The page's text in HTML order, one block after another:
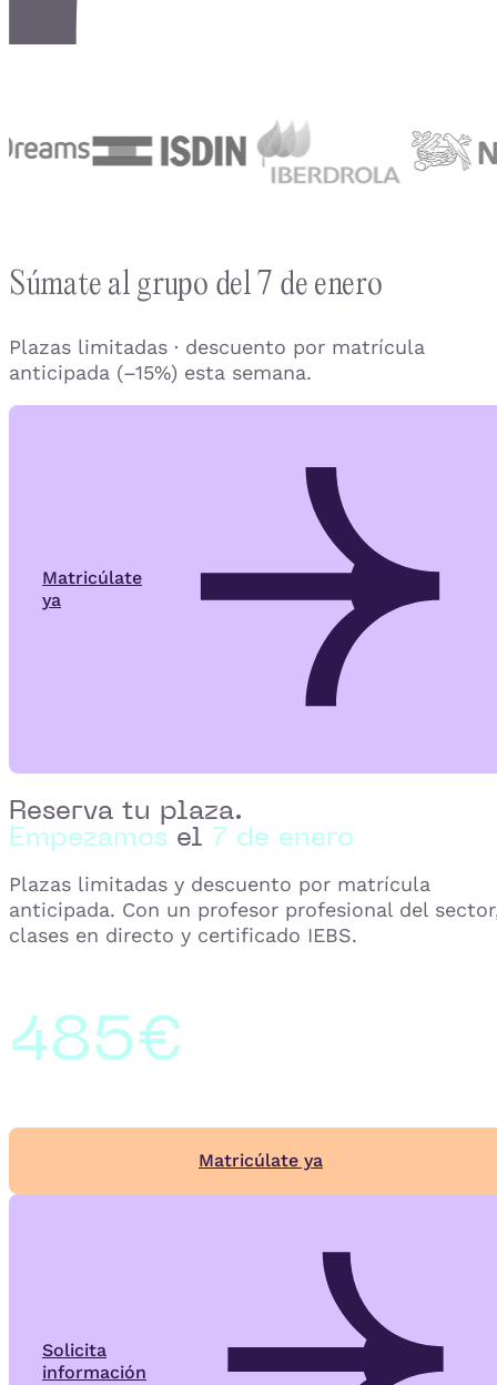
Súmate al grupo del 7 de enero
Plazas limitadas · descuento por matrícula
anticipada (–15%) esta semana.
Matricúlate
ya
Reserva tu plaza.
Empezamos el 7 de enero
Plazas limitadas y descuento por matrícula
anticipada. Con un profesor profesional del
clases en directo y certificado IEBS.
485€
Matricúlate ya
Solicita
información